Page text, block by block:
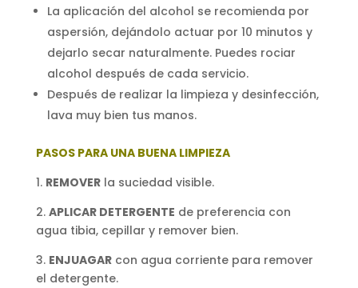
La aplicación del alcohol se recomienda por
aspersión, dejándolo actuar por 10 minutos y
dejarlo secar naturalmente. Puedes rociar
alcohol después de cada servicio.
Después de realizar la limpieza y desinfección,
lava muy bien tus manos.
PASOS PARA UNA BUENA LIMPIEZA
1. REMOVERla suciedad visible.
2. APLICAR DETERGENTE de preferencia con
agua tibia, cepillar y remover bien.
3. ENJUAGARcon agua corriente para remover
el detergente.